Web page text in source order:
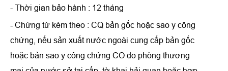
- Thời gian bảo hành : 12 tháng
- Chứng từ kèm theo : CQ bản gốc hoặc sao y công
chứng, nếu sản xuất nước ngoài cung cấp bản gốc
hoặc bản sao y công chứng CO do phòng thương